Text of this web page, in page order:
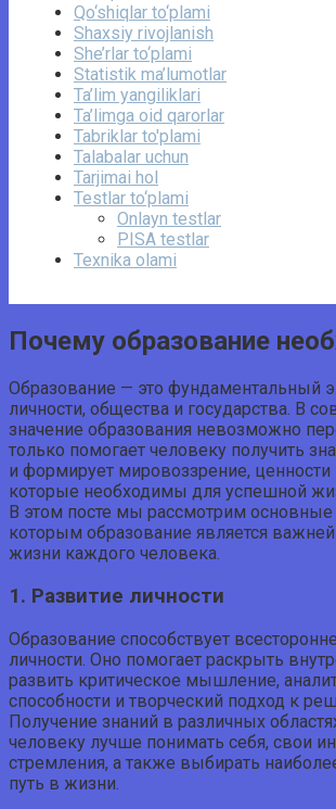
Qo‘shiqlar to‘plami
Shaxsiy rivojlanish
She’rlar to‘plami
Statistik ma’lumotlar
Ta’lim yangiliklari
Ta’limga oid qarorlar
Tabriklar to'plami
Talabalar uchun
Tarjimai hol
Testlar to‘plami
Onlayn testlar
PISA testlar
Texnika olami
Почему образование
Образование — это фундаментальный
личности, общества и государства. В
значение образования невозможно
только помогает человеку получить
и формирует мировоззрение,
которые необходимы для успешной
В этом посте мы рассмотрим
которым образование является
жизни каждого человека.
1. Развитие личности
Образование способствует
личности. Оно помогает раскрыть
развить критическое мышление,
способности и творческий подход к
Получение знаний в различных
человеку лучше понимать себя, свои
стремления, а также выбирать
путь в жизни.